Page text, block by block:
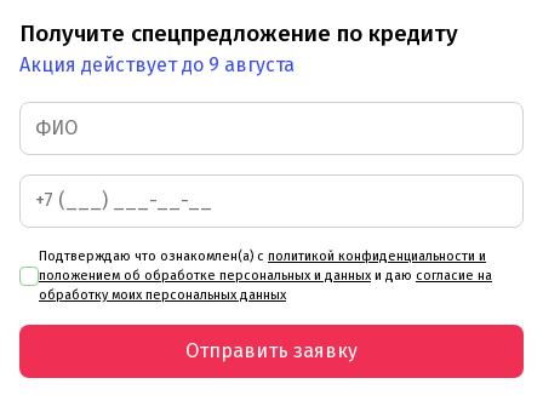
Получите спецпредложение по кредиту
Акция действует до 9 августа
Подтверждаю что ознакомлен(а) с политикой конфиденциальности и
положением об обработке персональных и данных и даю согласие на
обработку моих персональных данных
Отправить заявку